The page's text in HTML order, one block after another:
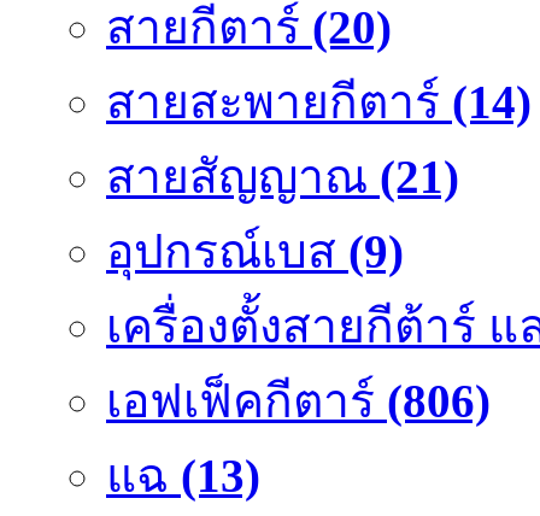
สายกีตาร์ (20)
สายสะพายกีตาร์ (14)
สายสัญญาณ (21)
อุปกรณ์เบส (9)
เครื่องตั้งสายกีต้าร์ แ
เอฟเฟ็คกีตาร์ (806)
แฉ (13)